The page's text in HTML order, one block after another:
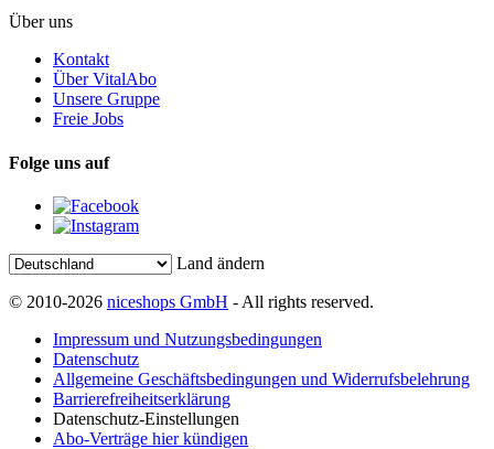
Über uns
Kontakt
Über VitalAbo
Unsere Gruppe
Freie Jobs
Folge uns auf
Land ändern
© 2010-2026 niceshops GmbH - All rights reserved.
Impressum und Nutzungsbedingungen
Datenschutz
Allgemeine Geschäftsbedingungen und Widerrufsbelehrung
Barrierefreiheitserklärung
Datenschutz-Einstellungen
Abo-Verträge hier kündigen